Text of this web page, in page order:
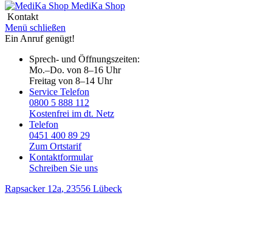
MediKa Shop
Kontakt
Menü schließen
Ein Anruf genügt!
Sprech- und Öffnungszeiten:
Mo.–Do. von 8–16 Uhr
Freitag von 8–14 Uhr
Service Telefon
0800 5 888 112
Kostenfrei im dt. Netz
Telefon
0451 400 89 29
Zum Ortstarif
Kontaktformular
Schreiben Sie uns
Rapsacker 12a, 23556 Lübeck